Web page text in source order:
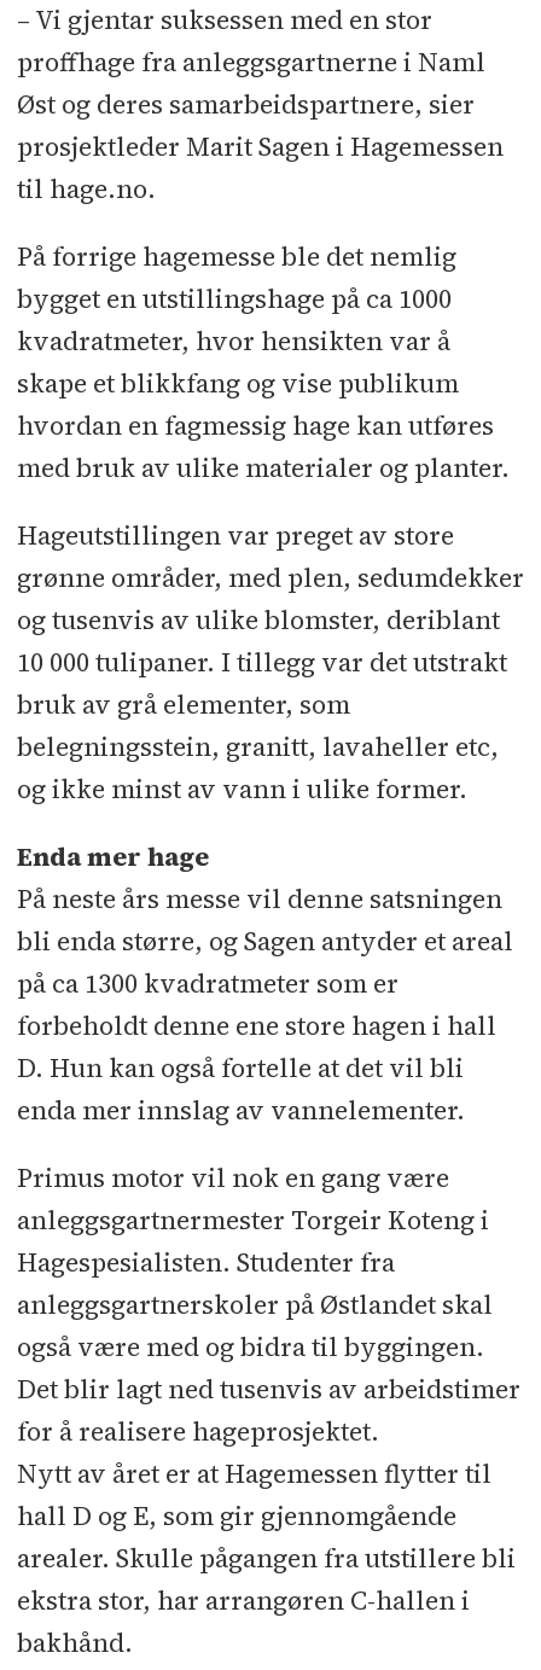
– Vi gjentar suksessen med en stor
proffhage fra anleggsgartnerne i Naml
Øst og deres samarbeidspartnere, sier
prosjektleder Marit Sagen i Hagemessen
til hage.no.
På forrige hagemesse ble det nemlig
bygget en utstillingshage på ca 1000
kvadratmeter, hvor hensikten var å
skape et blikkfang og vise publikum
hvordan en fagmessig hage kan utføres
med bruk av ulike materialer og planter.
Hageutstillingen var preget av store
grønne områder, med plen, sedumdekker
og tusenvis av ulike blomster, deriblant
10 000 tulipaner. I tillegg var det utstrakt
bruk av grå elementer, som
belegningsstein, granitt, lavaheller etc,
og ikke minst av vann i ulike former.
Enda mer hage
På neste års messe vil denne satsningen
bli enda større, og Sagen antyder et areal
på ca 1300 kvadratmeter som er
forbeholdt denne ene store hagen i hall
D. Hun kan også fortelle at det vil bli
enda mer innslag av vannelementer.
Primus motor vil nok en gang være
anleggsgartnermester Torgeir Koteng i
Hagespesialisten. Studenter fra
anleggsgartnerskoler på Østlandet skal
også være med og bidra til byggingen.
Det blir lagt ned tusenvis av arbeidstimer
for å realisere hageprosjektet.
Nytt av året er at Hagemessen flytter til
hall D og E, som gir gjennomgående
arealer. Skulle pågangen fra utstillere bli
ekstra stor, har arrangøren C-hallen i
bakhånd.